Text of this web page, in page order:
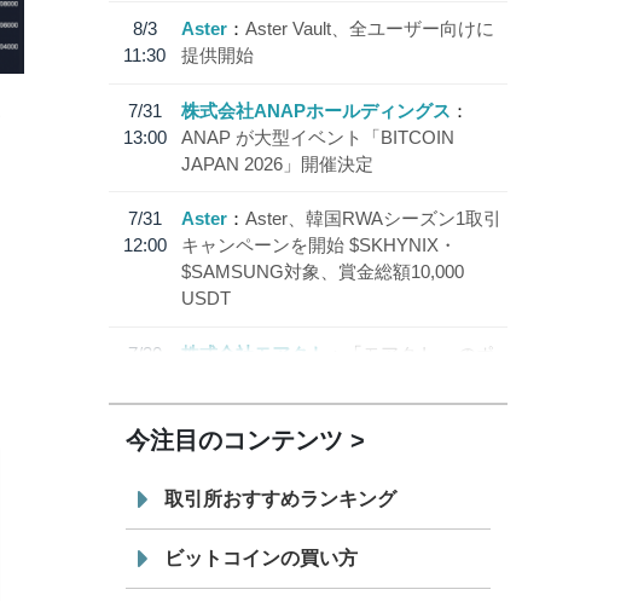
8/3
11:30
Aster
Aster Vault、全ユーザー向けに
提供開始
7/31
13:00
株式会社ANAPホールディングス
ANAP が大型イベント「BITCOIN
JAPAN 2026」開催決定
7/31
12:00
Aster
Aster、韓国RWAシーズン1取引
キャンペーンを開始 $SKHYNIX・
$SAMSUNG対象、賞金総額10,000
USDT
7/30
株式会社モアクト
「モアクト」 のポ
「 JPYC」を追加
19:30
てステーブルコイン「JPYSC」徹底解
説セミナーを開催
今注目のコンテンツ
取引所おすすめランキング
ビットコインの買い方